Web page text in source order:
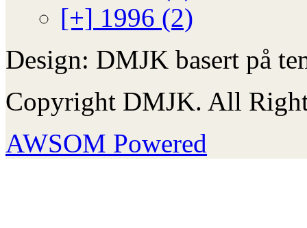
[+] 1996 (2)
Design: DMJK basert på
Copyright DMJK. All
AWSOM Powered